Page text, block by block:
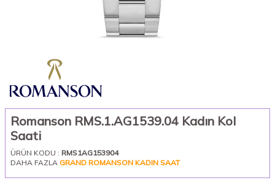
Romanson RMS.1.AG1539.04 Kadın Kol
Saati
ÜRÜN KODU : RMS1AG153904
DAHA FAZLA GRAND ROMANSON KADIN SAAT